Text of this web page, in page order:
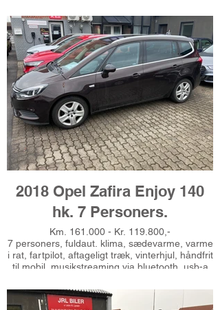
isofix, esp, automatisk nødbremsesystem,
kørecomputer, dobbelt bagagerumsbund,
bagagerumsdækken, multifunktionsrat,
læderrat, højdejust. førersæde, splitbagsæde,
udv. temp. måler, dæktryksmåler, automatisk
start/stop, tågelygter, kurvelys, 4 airbags,
gerne finansiering, ring for prøvekørsel - Tlf
51625485
2018 Opel Zafira Enjoy 140
hk. 7 Personers.
Km. 161.000 - Kr. 119.800,-
7 personers, fuldaut. klima, sædevarme, varme
i rat, fartpilot, aftageligt træk, vinterhjul, håndfrit
til mobil, musikstreaming via bluetooth, usb-a
multifunktionsrat, læderrat, højdejust.
førersæde, tagræling, fjernb. centrallås, udv.